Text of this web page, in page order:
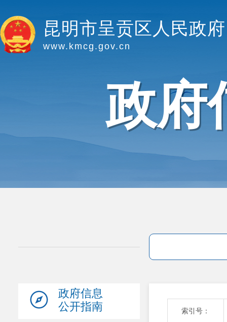
昆明市呈贡区人民政府
www.kmcg.gov.cn
政府
政府信息
公开指南
索引号：